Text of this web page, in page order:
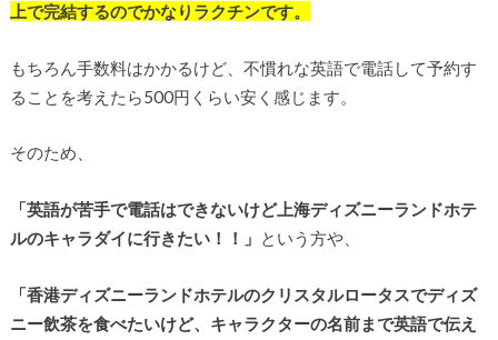
上で完結するのでかなりラクチンです。
もちろん手数料はかかるけど、不慣れな英語で電話して予約す
ることを考えたら500円くらい安く感じます。
そのため、
「英語が苦手で電話はできないけど上海ディズニーランドホテ
ルのキャラダイに行きたい！！」 という方や、
「香港ディズニーランドホテルのクリスタルロータスでディズ
ニー飲茶を食べたいけど、キャラクターの名前まで英語で伝え